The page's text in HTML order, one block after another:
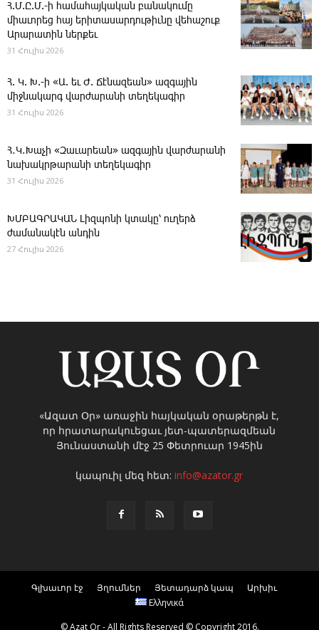
Հ.Մ.Ը.Մ.-ի համահայկական բանակումը
միաւորեց հայ երիտասարդութիւնը վեհաշուք
Արարատին ներքեւ
31 Հուլիս 2026
Հ. Կ. Խ.-ի «Ա. եւ Ժ. ­Ճէնազեան» ազգային
միջնակարգ վարժարանի տեղեկագիր
31 Հուլիս 2026
Հ․Կ․Խաչի «Զաւարեան» ազգային վարժարանի
նախակրթարանի տեղեկագիր
31 Հուլիս 2026
ԽՄԲԱԳՐԱԿԱՆ ­Լիզպոնի կտակը՝ ուղերձ
ժամանակէն անդին
27 Հուլիս 2026
«Ազատ Օր» առաջին հայկական օրաթերթն է,
որ հրատարակուեցաւ յետ-պատերազմեան
Յունաստանի մէջ 25 Փետրուար 1945ին
կապուիլ մեզ հետ:info@azator.gr
Գլխաւոր էջ Յղումներ Յետադարձ կապ
Արխիւ
Ελληνικά
© Azat Or - All Rights Reserved © Copyright 2016.